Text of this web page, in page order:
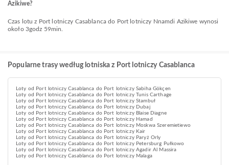
Azikiwe?
Czas lotu z Port lotniczy Casablanca do Port lotniczy Nnamdi Azikiwe wynosi
około 3godz 59min.
Popularne trasy według lotniska z Port lotniczy Casablanca
Loty od Port lotniczy Casablanca do Port lotniczy Sabiha Gökçen
Loty od Port lotniczy Casablanca do Port lotniczy Tunis Carthage
Loty od Port lotniczy Casablanca do Port lotniczy Stambuł
Loty od Port lotniczy Casablanca do Port lotniczy Dubaj
Loty od Port lotniczy Casablanca do Port lotniczy Blaise Diagne
Loty od Port lotniczy Casablanca do Port lotniczy Hamad
Loty od Port lotniczy Casablanca do Port lotniczy Moskwa Szeremietiewo
Loty od Port lotniczy Casablanca do Port lotniczy Kair
Loty od Port lotniczy Casablanca do Port lotniczy Paryż Orly
Loty od Port lotniczy Casablanca do Port lotniczy Petersburg Pułkowo
Loty od Port lotniczy Casablanca do Port lotniczy Agadir Al Massira
Loty od Port lotniczy Casablanca do Port lotniczy Malaga